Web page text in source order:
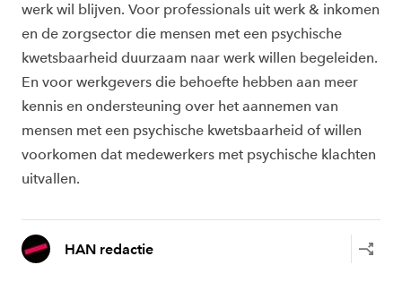
werk wil blijven. Voor professionals uit werk & inkomen
en de zorgsector die mensen met een psychische
kwetsbaarheid duurzaam naar werk willen begeleiden.
En voor werkgevers die behoefte hebben aan meer
kennis en ondersteuning over het aannemen van
mensen met een psychische kwetsbaarheid of willen
voorkomen dat medewerkers met psychische klachten
uitvallen.
HAN redactie